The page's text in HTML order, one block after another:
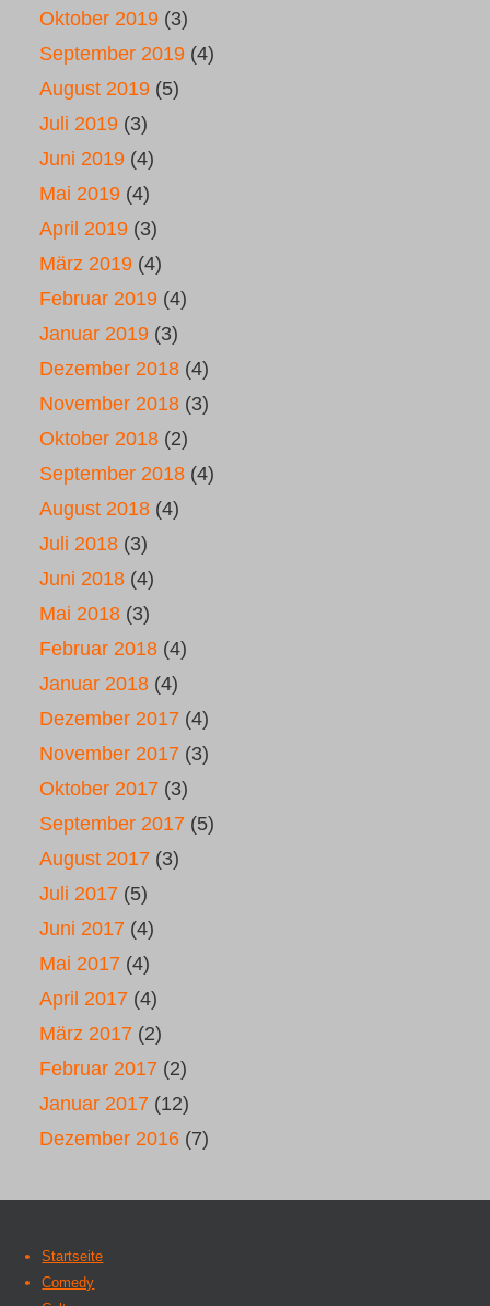
Oktober 2019 (3)
September 2019 (4)
August 2019 (5)
Juli 2019 (3)
Juni 2019 (4)
Mai 2019 (4)
April 2019 (3)
März 2019 (4)
Februar 2019 (4)
Januar 2019 (3)
Dezember 2018 (4)
November 2018 (3)
Oktober 2018 (2)
September 2018 (4)
August 2018 (4)
Juli 2018 (3)
Juni 2018 (4)
Mai 2018 (3)
Februar 2018 (4)
Januar 2018 (4)
Dezember 2017 (4)
November 2017 (3)
Oktober 2017 (3)
September 2017 (5)
August 2017 (3)
Juli 2017 (5)
Juni 2017 (4)
Mai 2017 (4)
April 2017 (4)
März 2017 (2)
Februar 2017 (2)
Januar 2017 (12)
Dezember 2016 (7)
Startseite
Comedy